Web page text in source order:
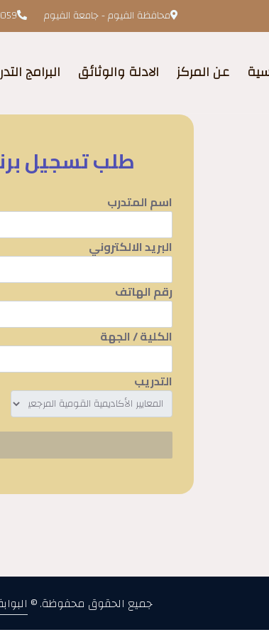
محافظة الفيوم - جامعة الفيوم
عن المركز الادلة والوثائق البرامج
طلب تسجيل
اسم المتدرب
البريد الالكتروني
رقم الهاتف
الكلية / الجهة
التدريب
جميع الحقوق محفوظة. ©